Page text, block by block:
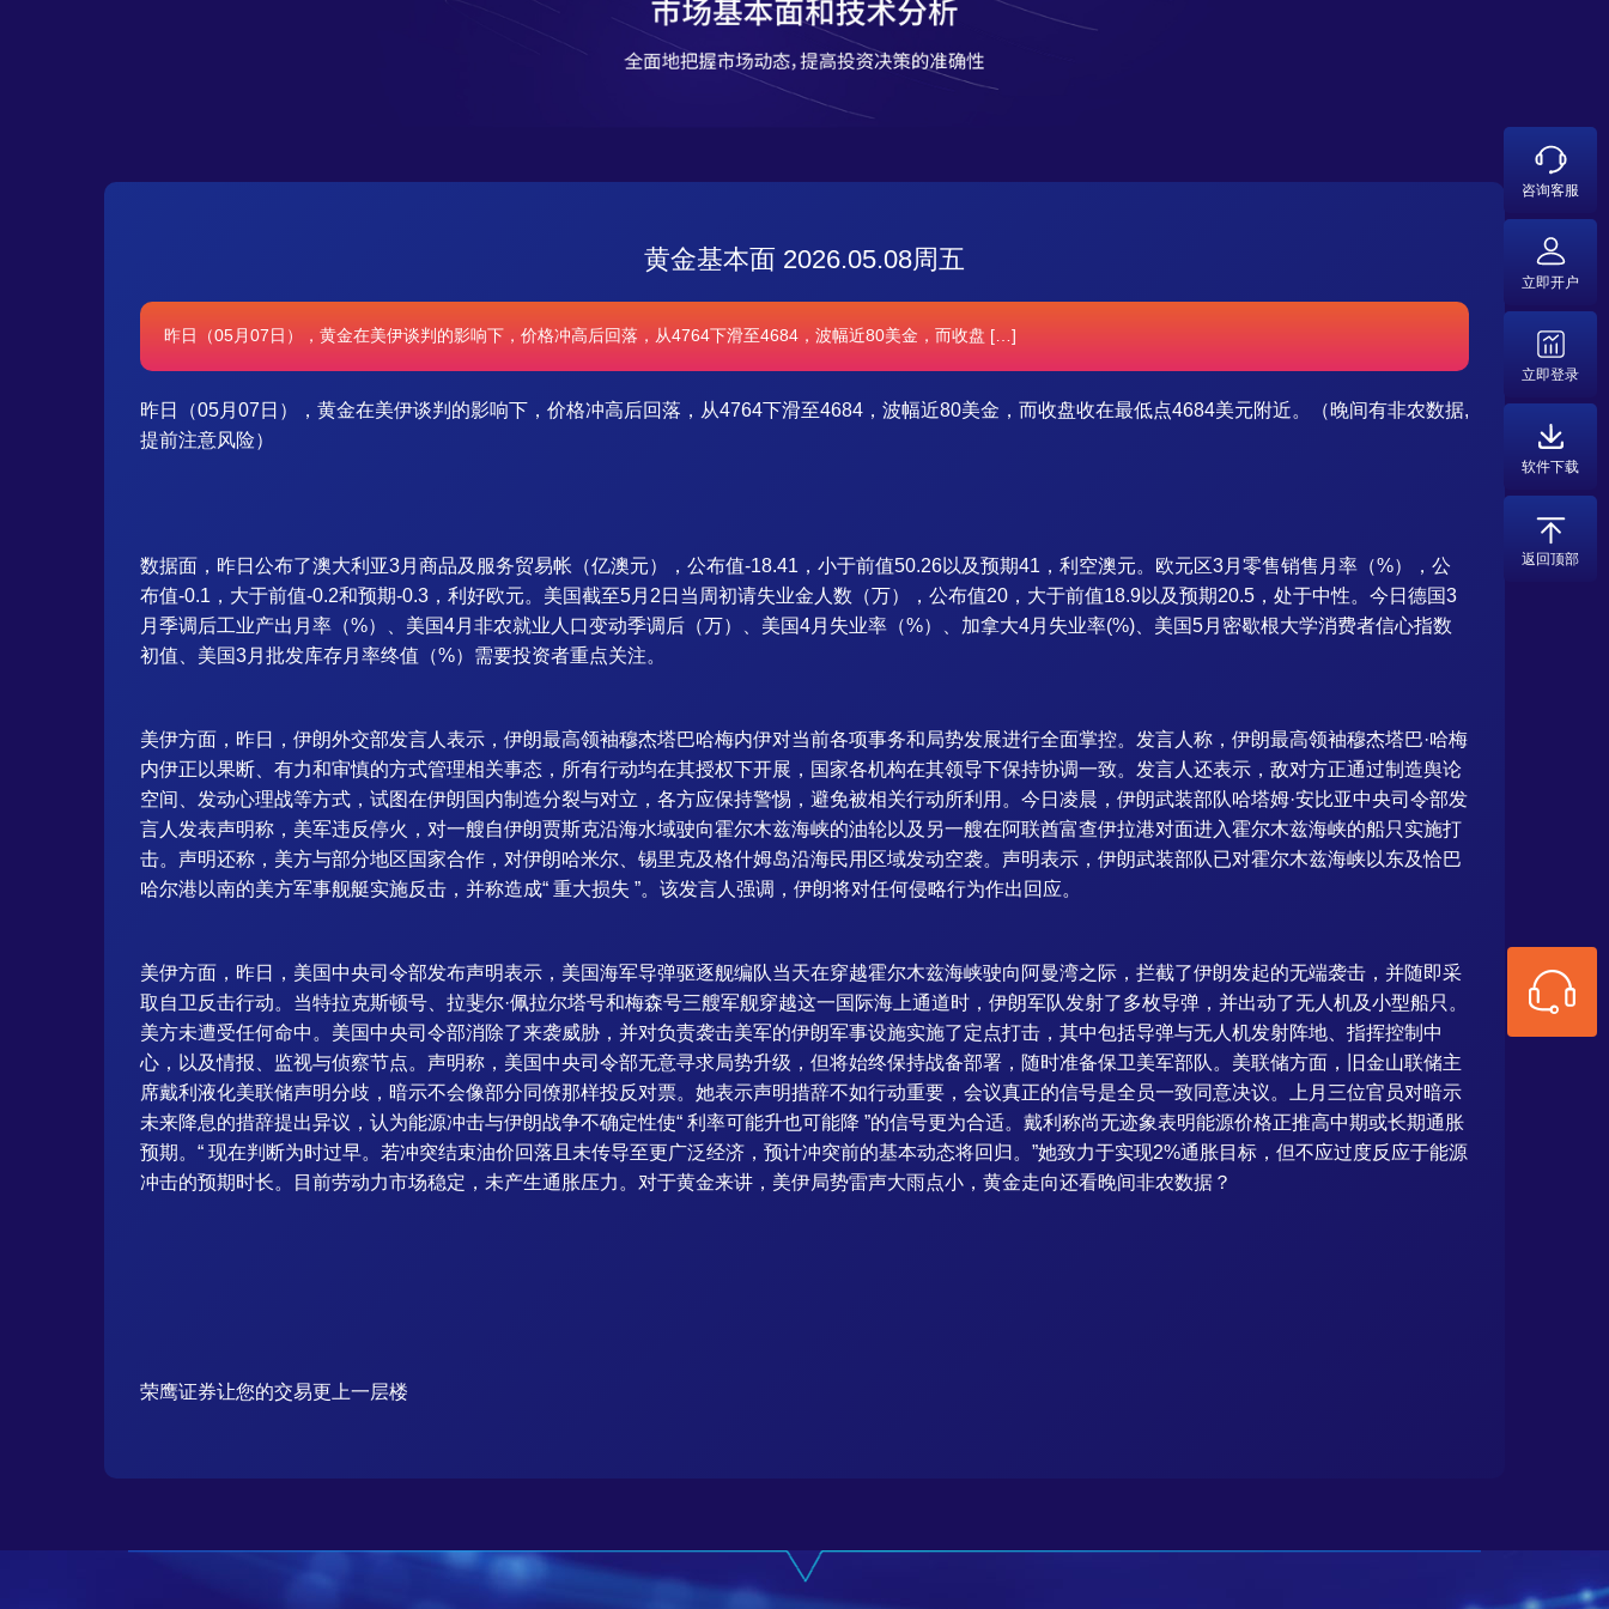
黄金基本面 2026.05.08周五
昨日（05月07日），黄金在美伊谈判的影响下，价格冲高后回落，从4764下滑至4684，波幅近80美金，而收盘 […]
昨日（05月07日），黄金在美伊谈判的影响下，价格冲高后回落，从4764下滑至4684，波幅近80美金，而收盘收在最低点4684美元附近。（晚间有非农数据,
提前注意风险）
数据面，昨日公布了澳大利亚3月商品及服务贸易帐（亿澳元），公布值-18.41，小于前值50.26以及预期41，利空澳元。欧元区3月零售销售月率（%），公
布值-0.1，大于前值-0.2和预期-0.3，利好欧元。美国截至5月2日当周初请失业金人数（万），公布值20，大于前值18.9以及预期20.5，处于中性。今日德国3
月季调后工业产出月率（%）、美国4月非农就业人口变动季调后（万）、美国4月失业率（%）、加拿大4月失业率(%)、美国5月密歇根大学消费者信心指数
初值、美国3月批发库存月率终值（%）需要投资者重点关注。
美伊方面，昨日，伊朗外交部发言人表示，伊朗最高领袖穆杰塔巴哈梅内伊对当前各项事务和局势发展进行全面掌控。发言人称，伊朗最高领袖穆杰塔巴·哈梅
内伊正以果断、有力和审慎的方式管理相关事态，所有行动均在其授权下开展，国家各机构在其领导下保持协调一致。发言人还表示，敌对方正通过制造舆论
空间、发动心理战等方式，试图在伊朗国内制造分裂与对立，各方应保持警惕，避免被相关行动所利用。今日凌晨，伊朗武装部队哈塔姆·安比亚中央司令部发
言人发表声明称，美军违反停火，对一艘自伊朗贾斯克沿海水域驶向霍尔木兹海峡的油轮以及另一艘在阿联酋富查伊拉港对面进入霍尔木兹海峡的船只实施打
击。声明还称，美方与部分地区国家合作，对伊朗哈米尔、锡里克及格什姆岛沿海民用区域发动空袭。声明表示，伊朗武装部队已对霍尔木兹海峡以东及恰巴
哈尔港以南的美方军事舰艇实施反击，并称造成“ 重大损失 ”。该发言人强调，伊朗将对任何侵略行为作出回应。
美伊方面，昨日，美国中央司令部发布声明表示，美国海军导弹驱逐舰编队当天在穿越霍尔木兹海峡驶向阿曼湾之际，拦截了伊朗发起的无端袭击，并随即采
取自卫反击行动。当特拉克斯顿号、拉斐尔·佩拉尔塔号和梅森号三艘军舰穿越这一国际海上通道时，伊朗军队发射了多枚导弹，并出动了无人机及小型船只。
美方未遭受任何命中。美国中央司令部消除了来袭威胁，并对负责袭击美军的伊朗军事设施实施了定点打击，其中包括导弹与无人机发射阵地、指挥控制中
心，以及情报、监视与侦察节点。声明称，美国中央司令部无意寻求局势升级，但将始终保持战备部署，随时准备保卫美军部队。美联储方面，旧金山联储主
席戴利液化美联储声明分歧，暗示不会像部分同僚那样投反对票。她表示声明措辞不如行动重要，会议真正的信号是全员一致同意决议。上月三位官员对暗示
未来降息的措辞提出异议，认为能源冲击与伊朗战争不确定性使“ 利率可能升也可能降 ”的信号更为合适。戴利称尚无迹象表明能源价格正推高中期或长期通胀
预期。“ 现在判断为时过早。若冲突结束油价回落且未传导至更广泛经济，预计冲突前的基本动态将回归。”她致力于实现2%通胀目标，但不应过度反应于能源
冲击的预期时长。目前劳动力市场稳定，未产生通胀压力。对于黄金来讲，美伊局势雷声大雨点小，黄金走向还看晚间非农数据？
荣鹰证券让您的交易更上一层楼
咨询客服
立即开户
立即登录
软件下载
返回顶部